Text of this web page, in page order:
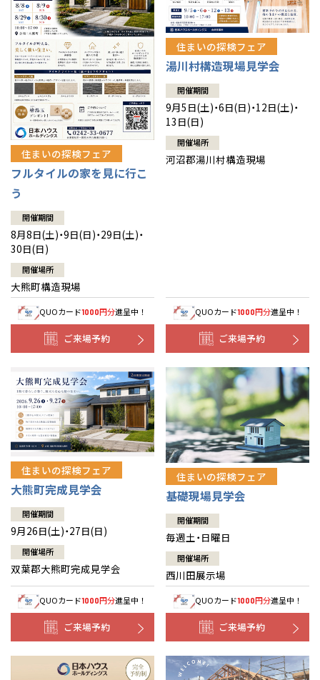
住まいの探検フェア
フルタイルの家を見に行こ
う
開催期間
8月8日(土)・9日(日)・29日(土)・
30日(日)
開催場所
大熊町構造現場
QUOカード1000円分進呈中！
ご来場予約
住まいの探検フェア
湯川村構造現場見学会
開催期間
9月5日(土)・6日(日)・12日(土)・
13日(日)
開催場所
河沼郡湯川村構造現場
QUOカード1000円分進呈中！
ご来場予約
住まいの探検フェア
大熊町完成見学会
開催期間
9月26日(土)・27日(日)
開催場所
双葉郡大熊町完成見学会
QUOカード1000円分進呈中！
ご来場予約
住まいの探検フェア
基礎現場見学会
開催期間
毎週土・日曜日
開催場所
西川田展示場
QUOカード1000円分進呈中！
ご来場予約